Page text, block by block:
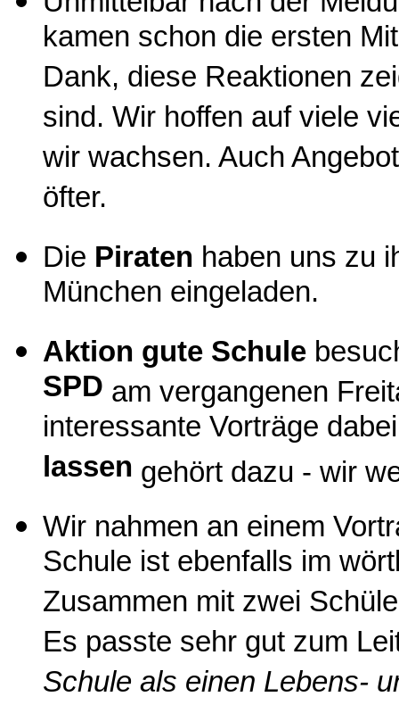
kamen schon die ersten
Dank, diese Reaktionen
sind. Wir hoffen auf viele
wir wachsen. Auch
öfter.
Die Piraten haben uns zu
München eingeladen.
Aktion gute Schule
SPD am vergangenen
interessante Vorträge
lassen gehört dazu - wir
Wir nahmen an einem
Schule ist ebenfalls im
Zusammen mit zwei
Es passte sehr gut zum
Schule als einen Lebens-